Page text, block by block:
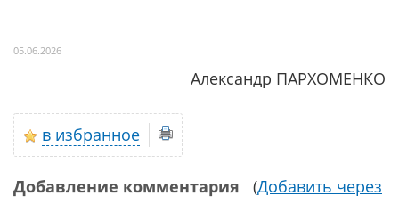
05.06.2026
Александр ПАРХОМЕНКО
в избранное
Добавление комментария (Добавить через